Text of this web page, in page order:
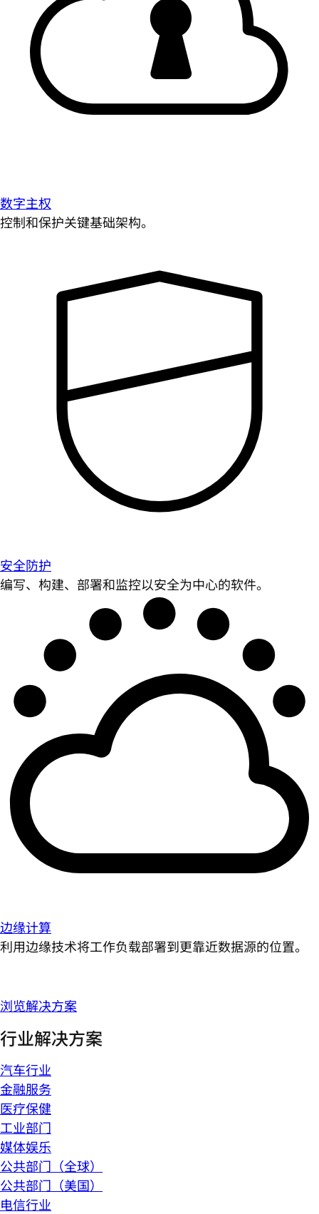
数字主权
控制和保护关键基础架构。
安全防护
编写、构建、部署和监控以安全为中心的软件。
边缘计算
利用边缘技术将工作负载部署到更靠近数据源的位置。
浏览解决方案
行业解决方案
汽车行业
金融服务
医疗保健
工业部门
媒体娱乐
公共部门（全球）
公共部门（美国）
电信行业